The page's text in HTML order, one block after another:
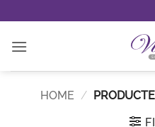
naar
inhoud
HOME /